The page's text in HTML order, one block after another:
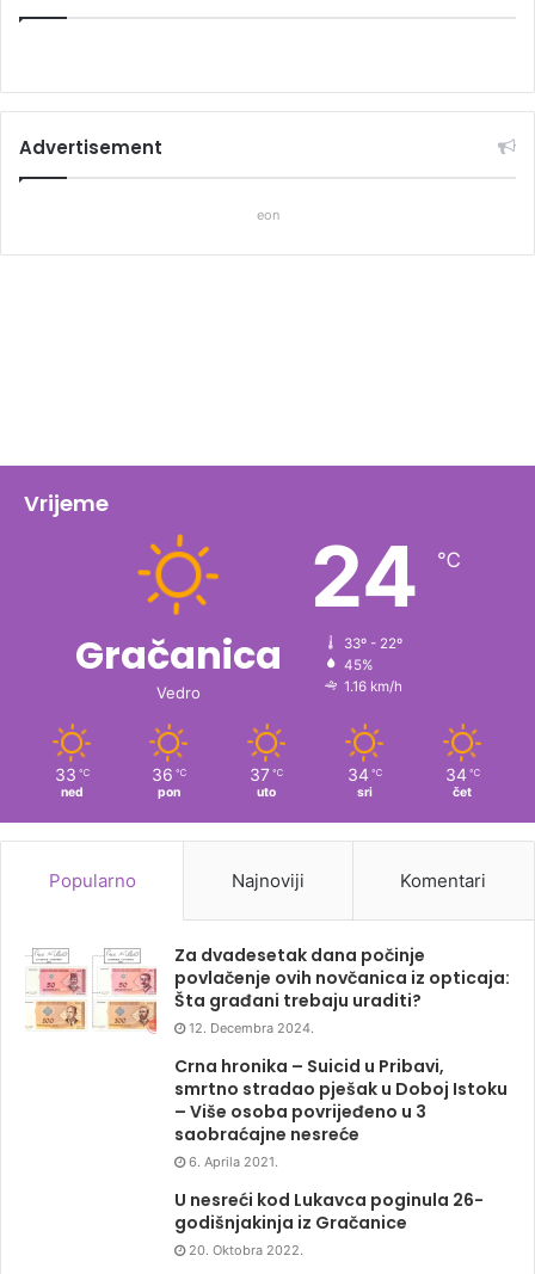
Advertisement
eon
Vrijeme
Gračanica
Vedro
24 ℃
33º - 22º
45%
1.16 km/h
33 ℃
ned
36 ℃
pon
37 ℃
uto
34 ℃
sri
34 ℃
čet
Popularno Najnoviji Komentari
Za dvadesetak dana počinje
povlačenje ovih novčanica iz opticaja:
Šta građani trebaju uraditi?
12. Decembra 2024.
Crna hronika – Suicid u Pribavi,
smrtno stradao pješak u Doboj Istoku
– Više osoba povrijeđeno u 3
saobraćajne nesreće
6. Aprila 2021.
U nesreći kod Lukavca poginula 26-
godišnjakinja iz Gračanice
20. Oktobra 2022.